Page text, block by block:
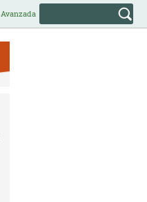
Avanzada